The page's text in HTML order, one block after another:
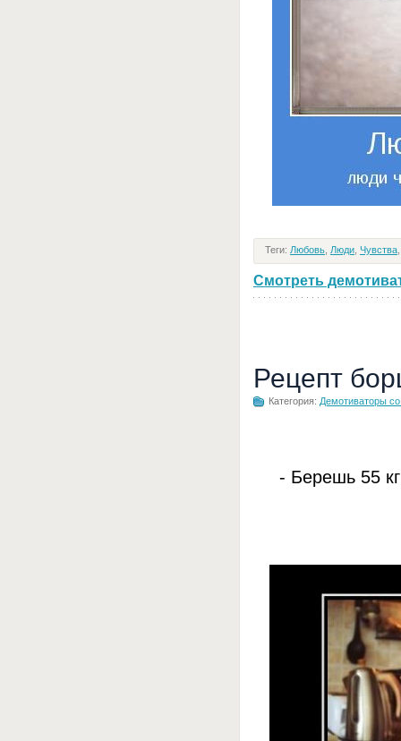
Теги: Любовь Люди Чувства
Смотреть
Рецепт
Категория: Демотиваторы
- Берешь 55